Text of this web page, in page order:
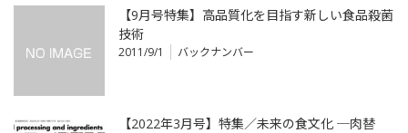
【9月号特集】高品質化を目指す新しい食品殺菌
技術
2011/9/1 バックナンバー
【2022年3月号】特集／未来の食文化 ─肉替